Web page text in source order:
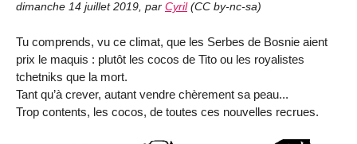
dimanche 14 juillet 2019, par Cyril (CC by-nc-sa)
Tu comprends, vu ce climat, que les Serbes de Bosnie aient
prix le maquis : plutôt les cocos de Tito ou les royalistes
tchetniks que la mort.
Tant qu’à crever, autant vendre chèrement sa peau...
Trop contents, les cocos, de toutes ces nouvelles recrues.